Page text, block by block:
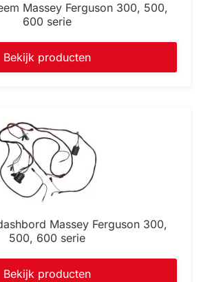
Massey Ferguson 300, 500,
600 serie
Bekijk producten
Massey Ferguson 300,
500, 600 serie
Bekijk producten